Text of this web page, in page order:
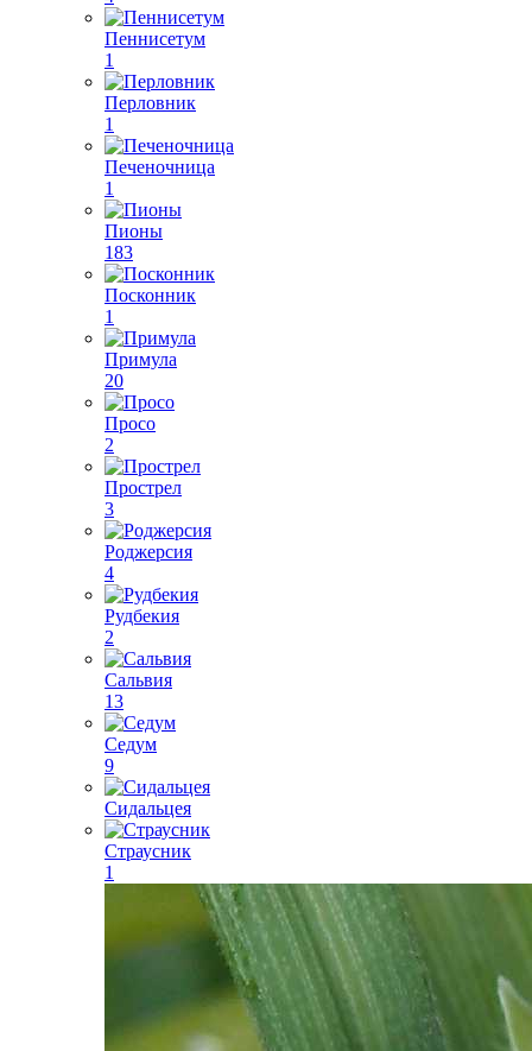
Пеннисетум
1
Перловник
1
Печеночница
1
Пионы
183
Посконник
1
Примула
20
Просо
2
Прострел
3
Роджерсия
4
Рудбекия
2
Сальвия
13
Седум
9
Сидальцея
Страусник
1